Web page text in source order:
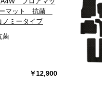
マット 抗菌
ミータイプ
菌
￥12,900